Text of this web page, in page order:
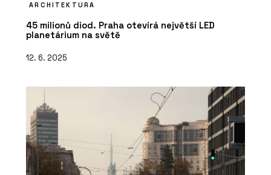
ARCHITEKTURA
45 milionů diod. Praha otevírá největší LED
planetárium na světě
12. 6. 2025